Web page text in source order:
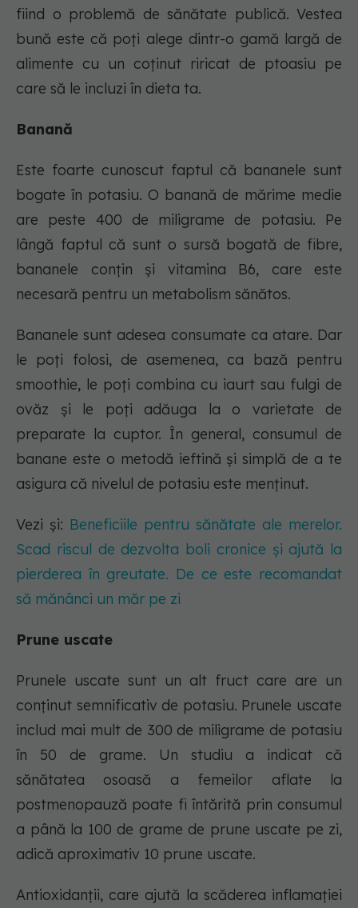
fiind o problemă de sănătate publică. Vestea
bună este că poți alege dintr-o gamă largă de
alimente cu un coținut riricat de ptoasiu pe
care să le incluzi în dieta ta.
Banană
Este foarte cunoscut faptul că bananele sunt
bogate în potasiu. O banană de mărime medie
are peste 400 de miligrame de potasiu. Pe
lângă faptul că sunt o sursă bogată de fibre,
bananele conțin și vitamina B6, care este
necesară pentru un metabolism sănătos.
Bananele sunt adesea consumate ca atare. Dar
le poți folosi, de asemenea, ca bază pentru
smoothie, le poți combina cu iaurt sau fulgi de
ovăz și le poți adăuga la o varietate de
preparate la cuptor. În general, consumul de
banane este o metodă ieftină și simplă de a te
asigura că nivelul de potasiu este menținut.
Vezi și: Beneficiile pentru sănătate ale merelor.
Scad riscul de dezvolta boli cronice și ajută la
pierderea în greutate. De ce este recomandat
să mănânci un măr pe zi
Prune uscate
Prunele uscate sunt un alt fruct care are un
conținut semnificativ de potasiu. Prunele uscate
includ mai mult de 300 de miligrame de potasiu
în 50 de grame. Un studiu a indicat că
sănătatea osoasă a femeilor aflate la
postmenopauză poate fi întărită prin consumul
a până la 100 de grame de prune uscate pe zi,
adică aproximativ 10 prune uscate.
Antioxidanții, care ajută la scăderea inflamației